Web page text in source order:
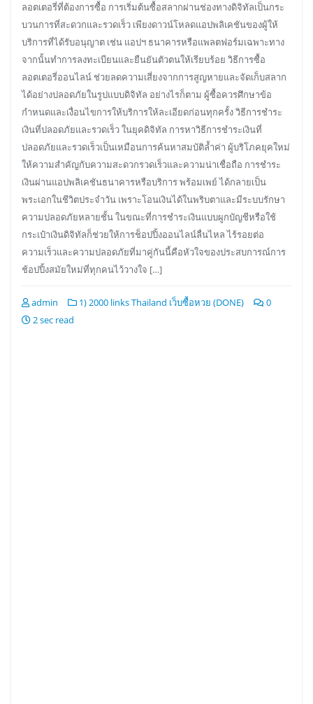
ลอตเตอรี่ที่ต้องการซื้อ การเริ่มต้นซื้อสลากผ่านช่องทางดิจิทัลเป็นกระ
บวนการที่สะดวกและรวดเร็ว เพียงดาวน์โหลดแอปพลิเคชันของผู้ให้
บริการที่ได้รับอนุญาต เช่น แอปฯ ธนาคารหรือแพลตฟอร์มเฉพาะทาง
จากนั้นทำการลงทะเบียนและยืนยันตัวตนให้เรียบร้อย วิธีการซื้อ
ลอตเตอรี่ออนไลน์ ช่วยลดความเสี่ยงจากการสูญหายและจัดเก็บสลาก
ได้อย่างปลอดภัยในรูปแบบดิจิทัล อย่างไรก็ตาม ผู้ซื้อควรศึกษาข้อ
กำหนดและเงื่อนไขการให้บริการให้ละเอียดก่อนทุกครั้ง วิธีการชำระ
เงินที่ปลอดภัยและรวดเร็ว ในยุคดิจิทัล การหาวิธีการชำระเงินที่
ปลอดภัยและรวดเร็วเป็นเหมือนการค้นหาสมบัติล้ำค่า ผู้บริโภคยุคใหม่
ให้ความสำคัญกับความสะดวกรวดเร็วและความน่าเชื่อถือ การชำระ
เงินผ่านแอปพลิเคชันธนาคารหรือบริการ พร้อมเพย์ ได้กลายเป็น
พระเอกในชีวิตประจำวัน เพราะโอนเงินได้ในพริบตาและมีระบบรักษา
ความปลอดภัยหลายชั้น ในขณะที่การชำระเงินแบบผูกบัญชีหรือใช้
กระเป๋าเงินดิจิทัลก็ช่วยให้การช็อปปิ้งออนไลน์ลื่นไหล ไร้รอยต่อ
ความเร็วและความปลอดภัยที่มาคู่กันนี้คือหัวใจของประสบการณ์การ
ช้อปปิ้งสมัยใหม่ที่ทุกคนไว้วางใจ […]
admin 1) 2000 links Thailand เว็บซื้อหวย (DONE)
0
2 sec read